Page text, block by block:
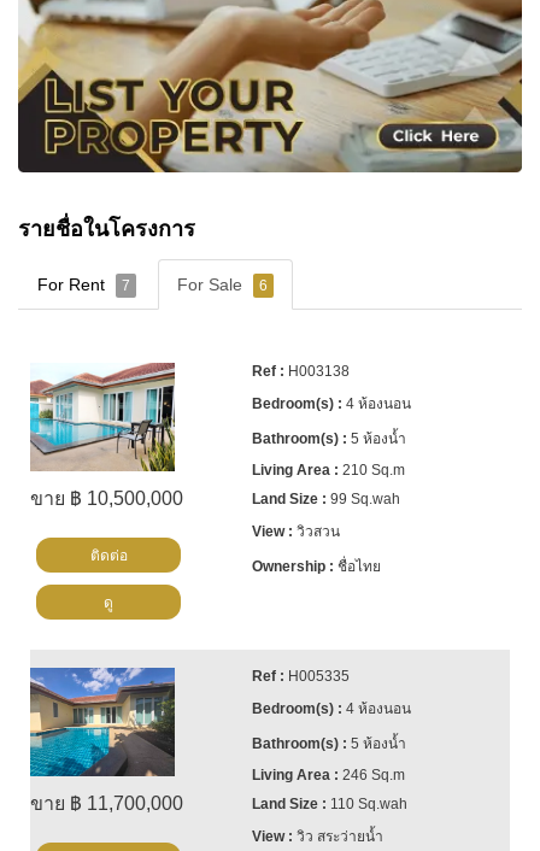
รายชื่อในโครงการ
For Rent 7 For Sale 6
ขาย ฿ 10,500,000
H003138
4 ห้องนอน
5 ห้องน้ำ
210 Sq.m
99 Sq.wah
วิวสวน
ชื่อไทย
ติดต่อ
ดู
ขาย ฿ 11,700,000
H005335
4 ห้องนอน
5 ห้องน้ำ
246 Sq.m
110 Sq.wah
วิว สระว่ายน้ำ